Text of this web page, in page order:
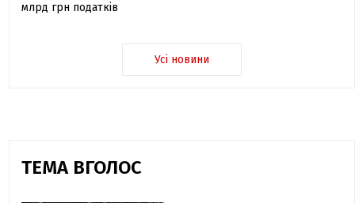
млрд грн податків
Усі новини
ТЕМА ВГОЛОС